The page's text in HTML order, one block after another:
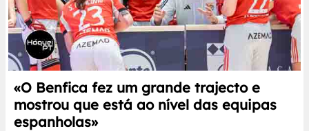
«O Benfica fez um grande trajecto e
mostrou que está ao nível das equipas
espanholas»